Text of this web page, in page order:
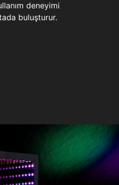
deneyimi
buluşturur.